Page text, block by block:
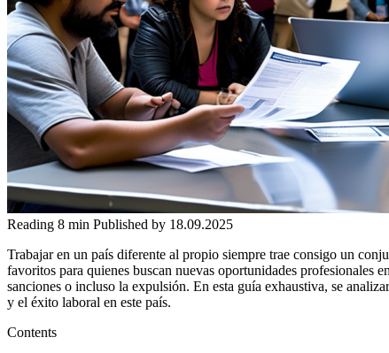
Reading 8 min Published by 18.09.2025
Trabajar en un país diferente al propio siempre trae consigo un
favoritos para quienes buscan nuevas oportunidades profesionales
sanciones o incluso la expulsión. En esta guía exhaustiva, se
y el éxito laboral en este país.
Contents